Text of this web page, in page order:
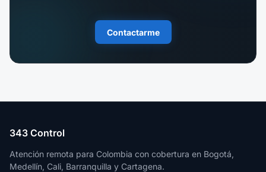
Contactarme
343 Control
Atención remota para Colombia con cobertura en Bogotá,
Medellín, Cali, Barranquilla y Cartagena.